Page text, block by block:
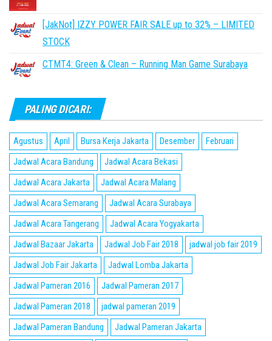
[JakNot] IZZY POWER FAIR SALE up to 32% – LIMITED
STOCK
CTMT4: Green & Clean – Running Man Game Surabaya
PALING DICARI:
Agustus April Bursa Kerja Jakarta Desember
Februari
Jadwal Acara Bandung
Jadwal Acara Bekasi
Jadwal Acara Jakarta
Jadwal Acara Malang
Jadwal Acara Semarang
Jadwal Acara Surabaya
Jadwal Acara Tangerang
Jadwal Acara Yogyakarta
Jadwal Bazaar Jakarta
Jadwal Job Fair 2018
jadwal job fair 2019
Jadwal Job Fair Jakarta
Jadwal Lomba Jakarta
Jadwal Pameran 2016
Jadwal Pameran 2017
Jadwal Pameran 2018
jadwal pameran 2019
Jadwal Pameran Bandung
Jadwal Pameran Jakarta